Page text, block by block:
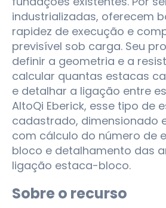
industrializadas, oferecem
rapidez de execução e
previsível sob carga. Seu
definir a geometria e a
calcular quantas estacas
e detalhar a ligação entre
AltoQi Eberick, esse tipo de
cadastrado, dimensionado
com cálculo do número de
bloco e detalhamento das
ligação estaca-bloco.
Sobre o recurso